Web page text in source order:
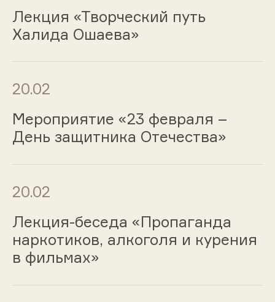
Лекция «Творческий путь
Халида Ошаева»
20.02
Мероприятие «23 февраля –
День защитника Отечества»
20.02
Лекция-беседа «Пропаганда
наркотиков, алкоголя и курения
в фильмах»